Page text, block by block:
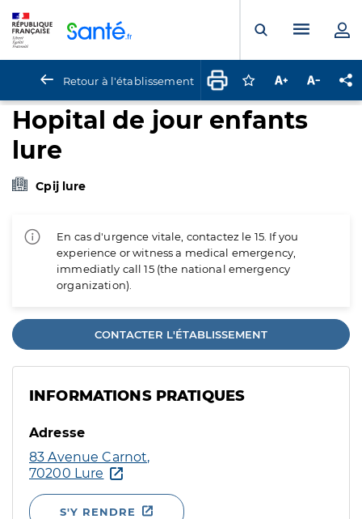
Ouvrir laMenu
Retour à l'établissement Connectez-vous
Augmenter la
Hopital de jour enfants
lure
Cpij lure
En cas d'urgence vitale, contactez le 15. If you
experience or witness a medical emergency,
immediatly call 15 (the national emergency
organization).
CONTACTER L'ÉTABLISSEMENT
INFORMATIONS PRATIQUES
Adresse
83 Avenue Carnot,
70200 Lure
S'Y RENDRE